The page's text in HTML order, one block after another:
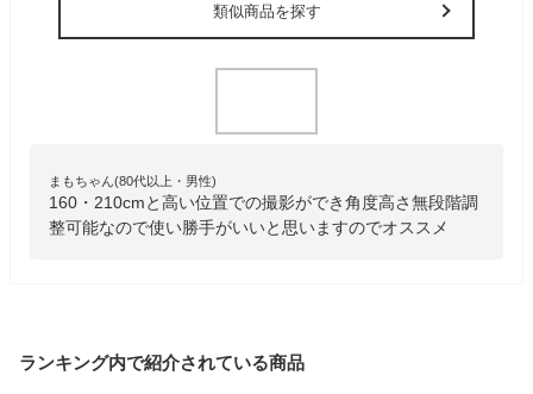
類似商品を探す
まもちゃん(80代以上・男性)
160・210cmと高い位置での撮影ができ角度高さ無段階調
整可能なので使い勝手がいいと思いますのでオススメ
ランキング内で紹介されている商品